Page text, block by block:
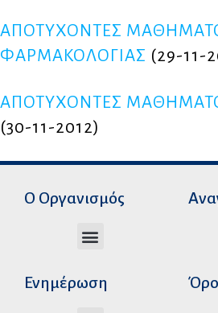
ΑΠΟΤΥΧΟΝΤΕΣ
ΦΑΡΜΑΚΟΛΟΓΙΑΣ (29-11-
ΑΠΟΤΥΧΟΝΤΕΣ
(30-11-2012)
Ο Οργανισμός
Ενημέρωση